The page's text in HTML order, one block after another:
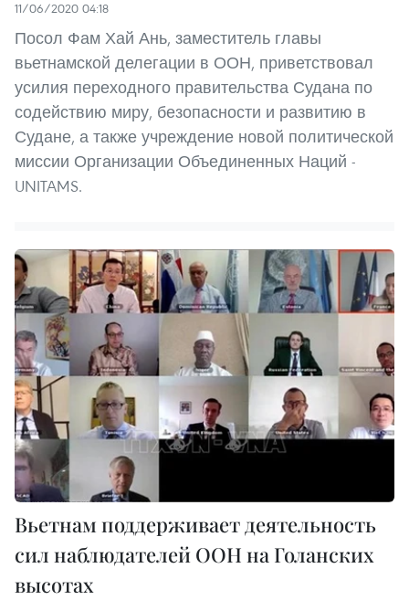
11/06/2020 04:18
Посол Фам Хай Ань, заместитель главы
вьетнамской делегации в ООН, приветствовал
усилия переходного правительства Судана по
содействию миру, безопасности и развитию в
Судане, а также учреждение новой политической
миссии Организации Объединенных Наций -
UNITAMS.
Вьетнам поддерживает деятельность
сил наблюдателей ООН на Голанских
высотах